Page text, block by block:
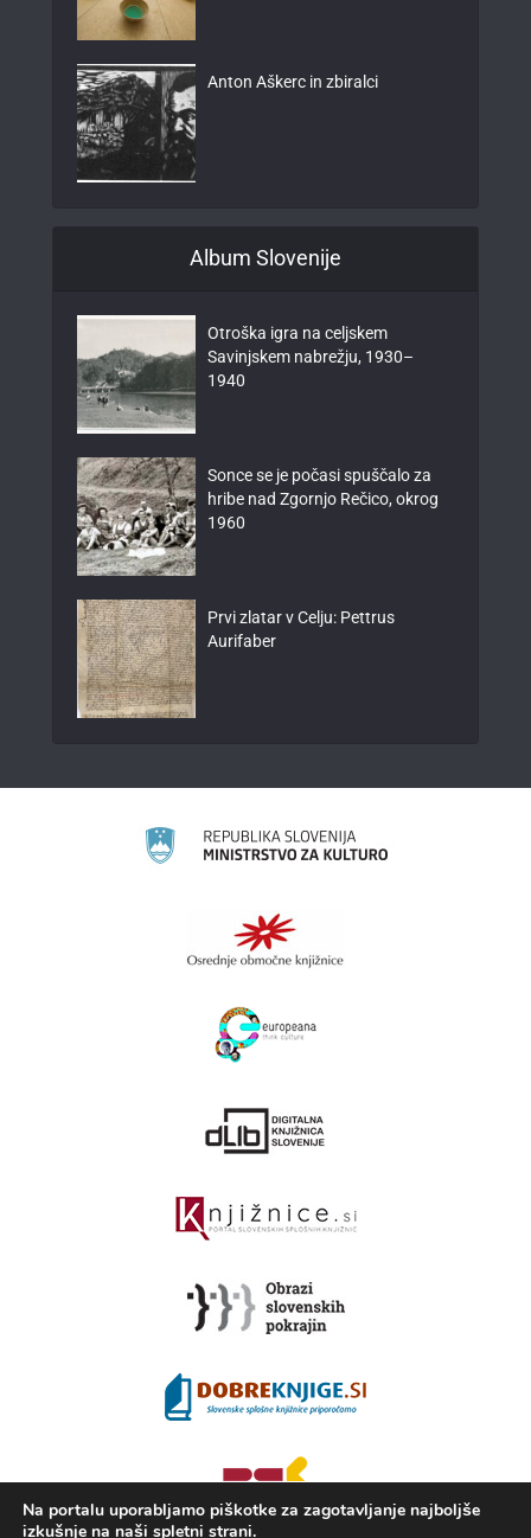
Anton Aškerc in zbiralci
Album Slovenije
Otroška igra na celjskem
Savinjskem nabrežju, 1930–
1940
Sonce se je počasi spuščalo za
hribe nad Zgornjo Rečico, okrog
1960
Prvi zlatar v Celju: Pettrus
Aurifaber
Na portalu uporabljamo piškotke za zagotavljanje najboljše
izkušnje na naši spletni strani.